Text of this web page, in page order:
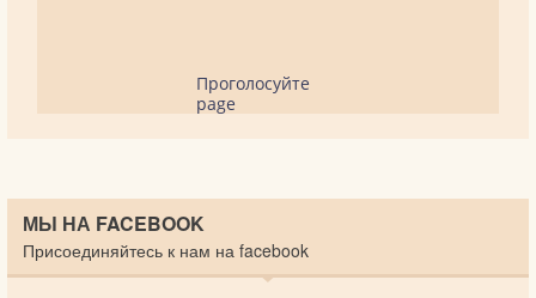
Проголосуйте
page
МЫ НА FACEBOOK
Присоединяйтесь к нам на facebook